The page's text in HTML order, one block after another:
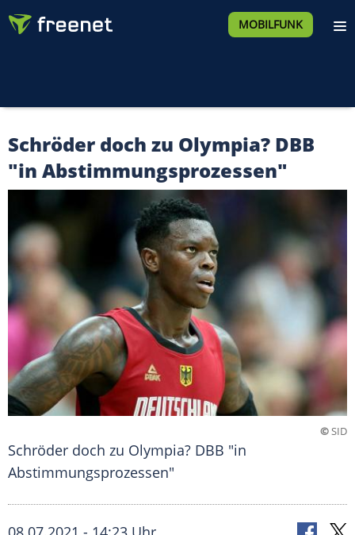
MOBILFUNK
Schröder doch zu Olympia? DBB
"in Abstimmungsprozessen"
©SID
Schröder doch zu Olympia? DBB "in
Abstimmungsprozessen"